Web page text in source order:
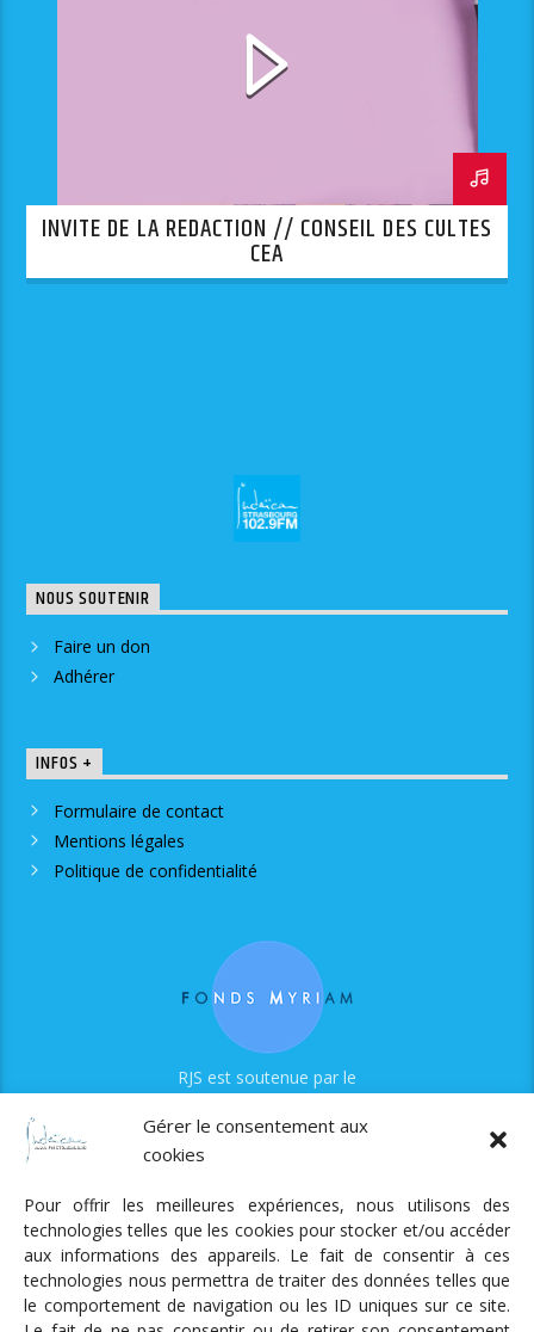
Gérer le consentement aux
cookies
Pour offrir les meilleures expériences, nous utilisons des
technologies telles que les cookies pour stocker et/ou accéder
aux informations des appareils. Le fait de consentir à ces
technologies nous permettra de traiter des données telles que
le comportement de navigation ou les ID uniques sur ce site.
INVITE DE LA REDACTION // CONSEIL DES CULTES
CEA
NOUS SOUTENIR
Faire un don
Adhérer
INFOS +
Formulaire de contact
Mentions légales
Politique de confidentialité
RJS est soutenue par le
Radio Judaica Strasbourg